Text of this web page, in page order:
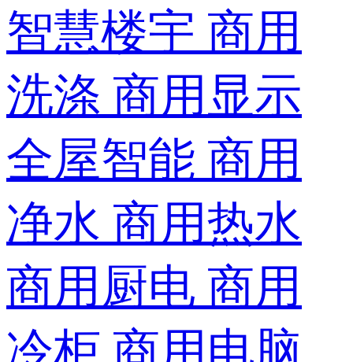
智慧楼宇 商用
洗涤 商用显示
全屋智能 商用
净水 商用热水
商用厨电 商用
冷柜 商用电脑